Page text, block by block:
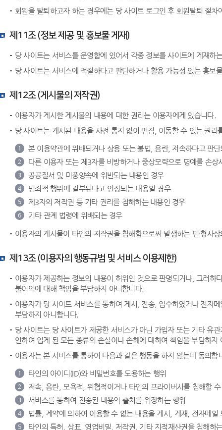
회원을 탈퇴하고자 하는 경우에는 당 사이트 로그인 후 회원탈퇴 절
제11조 (정보 제공 및 홍보물 게재)
당 사이트는 서비스를 운영함에 있어서 각종 정보를 사이트에 게재하
당 사이트는 서비스에 적절하다고 판단하거나 활용 가능성 있는 홍보
제12조 (게시물의 저작권)
이용자가 게시한 게시물의 내용에 대한 권리는 이용자에게 있습니다.
당 사이트는 게시된 내용을 사전 통지 없이 편집, 이동할 수 있는 권
1 본 이용약관에 위배되거나 상용 또는 불법, 음란, 저속하다고 판
2 다른 이용자 또는 제3자를 비방하거나 중상모략으로 명예를 손상
3 공공질서 및 미풍양속에 위반되는 내용인 경우
4 범죄적 행위에 결부된다고 인정되는 내용일 경우
5 제3자의 저작권 등 기타 권리를 침해하는 내용인 경우
6 기타 관계 법령에 위배되는 경우
이용자의 게시물이 타인의 저작권을 침해함으로써 발생하는 민·형사
제13조 (이용자의 행동규범 및 서비스 이용제한)
이용자가 제공하는 정보의 내용이 허위인 것으로 판명되거나, 그러
불이익에 대해 책임을 부담하지 아니합니다.
이용자가 당 사이트 서비스를 통하여 게시, 전송, 입수하였거나 전자
부담하지 아니합니다.
당 사이트는 당 사이트가 제공한 서비스가 아닌 가입자 또는 기타 유
인하여 입게 된 모든 종류의 손실이나 손해에 대하여 책임을 부담하지
이용자는 본 서비스를 통하여 다음과 같은 행동을 하지 않는데 동의합
1 타인의 아이디(ID)와 비밀번호를 도용하는 행위
2 저속, 음란, 모욕적, 위협적이거나 타인의 프라이버시를 침해할
3 서비스를 통하여 전송된 내용의 출처를 위장하는 행위
4 법률, 계약에 의하여 이용할 수 없는 내용을 게시, 게재, 전자메일
5 타인의 특허, 상표, 영업비밀, 저작권, 기타 지적재산권을 침해하